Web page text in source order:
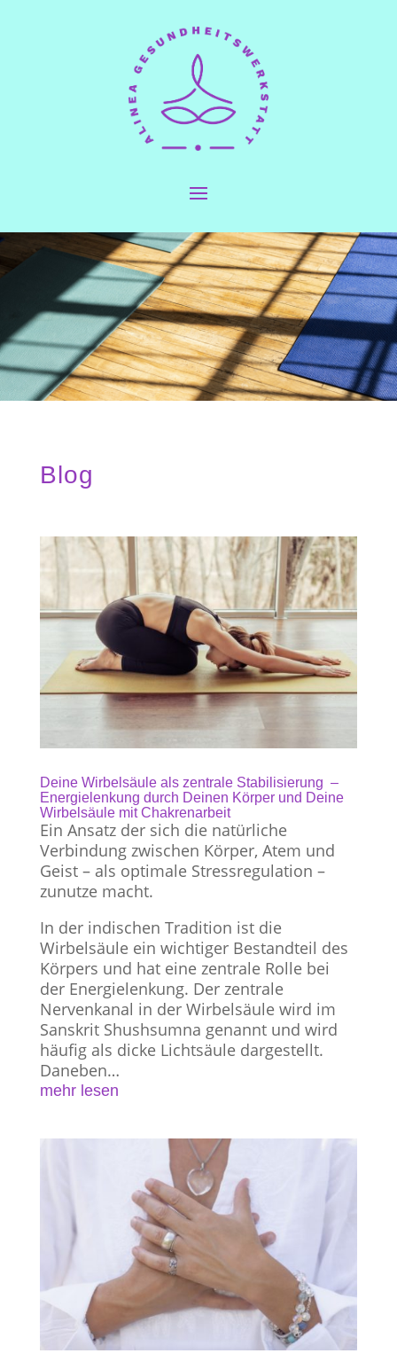
Blog
Deine Wirbelsäule als zentrale Stabilisierung –
Energielenkung durch Deinen Körper und Deine
Wirbelsäule mit Chakrenarbeit
Ein Ansatz der sich die natürliche
Verbindung zwischen Körper, Atem und
Geist – als optimale Stressregulation –
zunutze macht.
In der indischen Tradition ist die
Wirbelsäule ein wichtiger Bestandteil des
Körpers und hat eine zentrale Rolle bei
der Energielenkung. Der zentrale
Nervenkanal in der Wirbelsäule wird im
Sanskrit Shushsumna genannt und wird
häufig als dicke Lichtsäule dargestellt.
Daneben…
mehr lesen